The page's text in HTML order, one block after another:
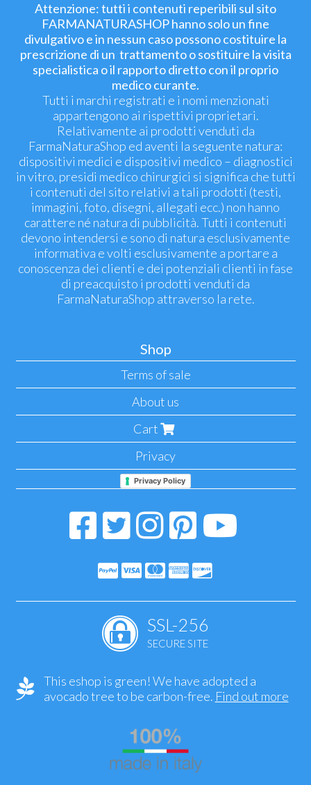
Attenzione: tutti i contenuti reperibili sul sito
FARMANATURASHOP hanno solo un fine
divulgativo e in nessun caso possono costituire la
prescrizione di un trattamento o sostituire la visita
specialistica o il rapporto diretto con il proprio
medico curante.
Tutti i marchi registrati e i nomi menzionati
appartengono ai rispettivi proprietari.
Relativamente ai prodotti venduti da
FarmaNaturaShop ed aventi la seguente natura:
dispositivi medici e dispositivi medico – diagnostici
in vitro, presidi medico chirurgici si significa che tutti
i contenuti del sito relativi a tali prodotti (testi,
immagini, foto, disegni, allegati ecc.) non hanno
carattere né natura di pubblicità. Tutti i contenuti
devono intendersi e sono di natura esclusivamente
informativa e volti esclusivamente a portare a
conoscenza dei clienti e dei potenziali clienti in fase
di preacquisto i prodotti venduti da
FarmaNaturaShop attraverso la rete.
Shop
Terms of sale
About us
Cart
Privacy
Privacy Policy
SSL-256
SECURE SITE
This eshop is green! We have adopted a
avocado tree to be carbon-free. Find out more